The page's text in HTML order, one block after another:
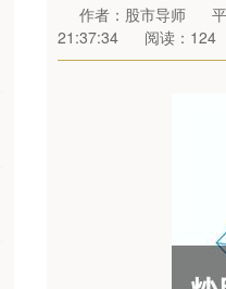
作者：股市导师
21:37:34
阅读：124